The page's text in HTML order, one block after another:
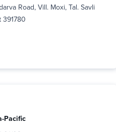
Road, Vill. Moxi, Tal. Savli
391780
Pacific